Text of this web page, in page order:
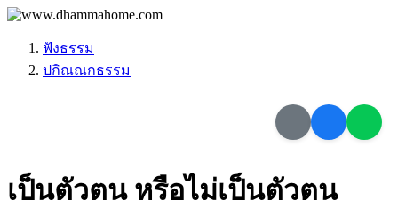
ฟังธรรม
ปกิณณกธรรม
เป็นตัวตน หรือไม่เป็นตัวตน